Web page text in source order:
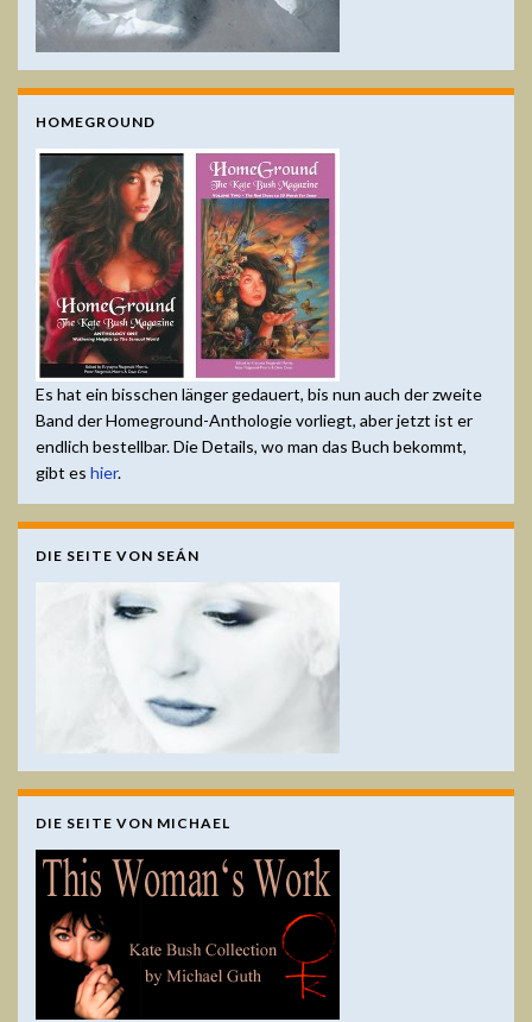
HOMEGROUND
Es hat ein bisschen länger gedauert, bis nun auch der zweite
Band der Homeground-Anthologie vorliegt, aber jetzt ist er
endlich bestellbar. Die Details, wo man das Buch bekommt,
gibt es hier.
DIE SEITE VON SEÁN
DIE SEITE VON MICHAEL